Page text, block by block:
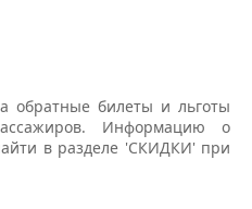
обратные билеты и льготы
Информацию о
в разделе 'СКИДКИ' при